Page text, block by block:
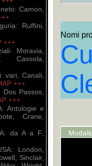
Camon,
Ruffini,
+++
Moravia,
Cassola,
vari, Canali,
+++
Passos,
+++
Antologie e
Crane,
da A a F;
London,
Sinclair,
Nomi